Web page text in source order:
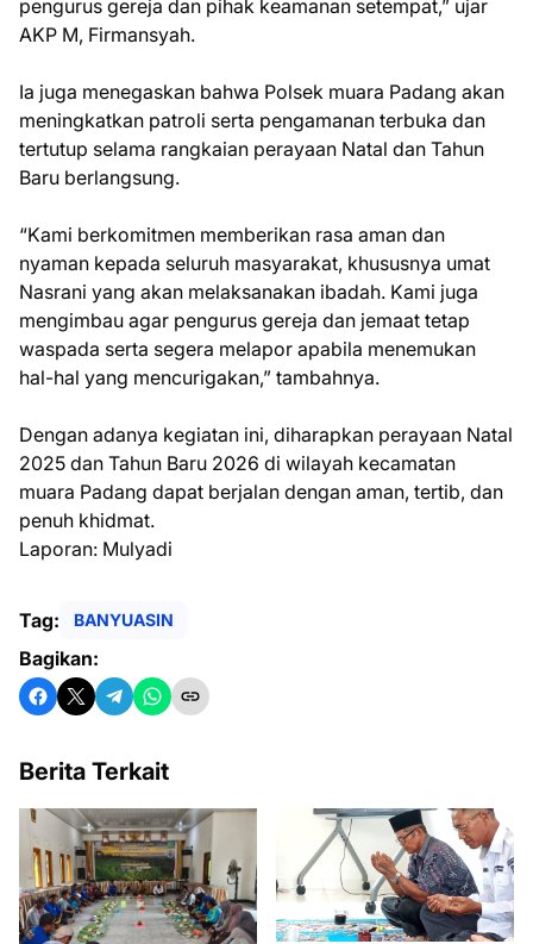
pengurus gereja dan pihak keamanan setempat,” ujar
AKP M, Firmansyah.
Ia juga menegaskan bahwa Polsek muara Padang akan
meningkatkan patroli serta pengamanan terbuka dan
tertutup selama rangkaian perayaan Natal dan Tahun
Baru berlangsung.
“Kami berkomitmen memberikan rasa aman dan
nyaman kepada seluruh masyarakat, khususnya umat
Nasrani yang akan melaksanakan ibadah. Kami juga
mengimbau agar pengurus gereja dan jemaat tetap
waspada serta segera melapor apabila menemukan
hal-hal yang mencurigakan,” tambahnya.
Dengan adanya kegiatan ini, diharapkan perayaan Natal
2025 dan Tahun Baru 2026 di wilayah kecamatan
muara Padang dapat berjalan dengan aman, tertib, dan
penuh khidmat.
Laporan: Mulyadi
Tag: BANYUASIN
Bagikan:
Berita Terkait